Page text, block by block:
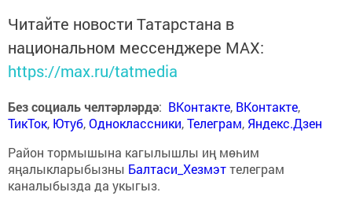
Читайте новости Татарстана в
национальном мессенджере MАХ:
https://max.ru/tatmedia
Без социаль челтәрләрдә: ВКонтакте, ВКонтакте,
ТикТок, Ютуб,Одноклассники,Телеграм, Яндекс.Дзен
Район тормышына кагылышлы иң мөһим
яңалыкларыбызны Балтаси_Хезмэттелеграм
каналыбызда да укыгыз.